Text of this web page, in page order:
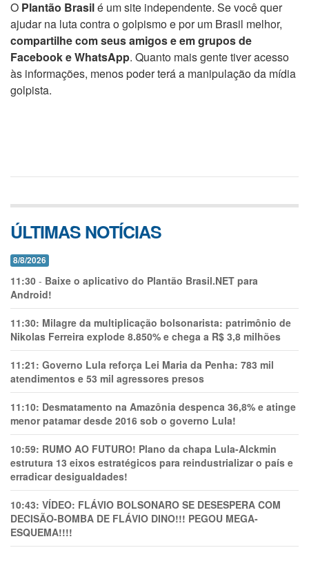
O Plantão Brasilé um site independente. Se você quer
ajudar na luta contra o golpismo e por um Brasil melhor,
compartilhe com seus amigos e em grupos de
Facebook e WhatsApp. Quanto mais gente tiver acesso
às informações, menos poder terá a manipulação da mídia
golpista.
ÚLTIMAS NOTÍCIAS
8/8/2026
11:30 - Baixe o aplicativo do Plantão Brasil.NET para
Android!
11:30: Milagre da multiplicação bolsonarista: patrimônio de
Nikolas Ferreira explode 8.850% e chega a R$ 3,8 milhões
11:21: Governo Lula reforça Lei Maria da Penha: 783 mil
atendimentos e 53 mil agressores presos
11:10: Desmatamento na Amazônia despenca 36,8% e atinge
menor patamar desde 2016 sob o governo Lula!
10:59: RUMO AO FUTURO! Plano da chapa Lula-Alckmin
estrutura 13 eixos estratégicos para reindustrializar o país e
erradicar desigualdades!
10:43: VÍDEO: FLÁVIO BOLSONARO SE DESESPERA COM
DECISÃO-BOMBA DE FLÁVIO DINO!!! PEGOU MEGA-
ESQUEMA!!!!